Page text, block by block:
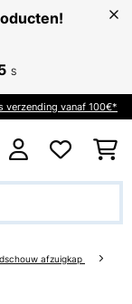
S
verzending vanaf 100€*
afzuigkap